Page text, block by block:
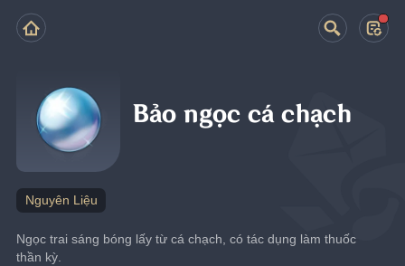
Bảo ngọc cá chạch
Nguyên Liệu
Ngọc trai sáng bóng lấy từ cá chạch, có tác dụng làm thuốc
thần kỳ.